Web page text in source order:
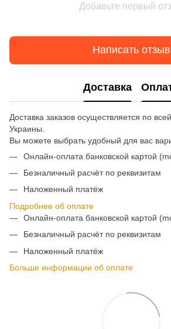
Добавьте первый
Написать отзыв
Доставка
Доставка заказов осуществляется по
Украины.
Вы можете выбрать удобный для вас
Онлайн-оплата банковской картой
Безналичный расчёт по реквизитам
Наложенный платёж
Подробнее об оплате
Онлайн-оплата банковской картой
Безналичный расчёт по реквизитам
Наложенный платёж
Больше информации об оплате